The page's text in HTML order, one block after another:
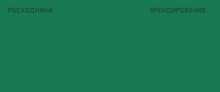
РАСХОДНИКИ БРЕНДИРОВАНИЕ